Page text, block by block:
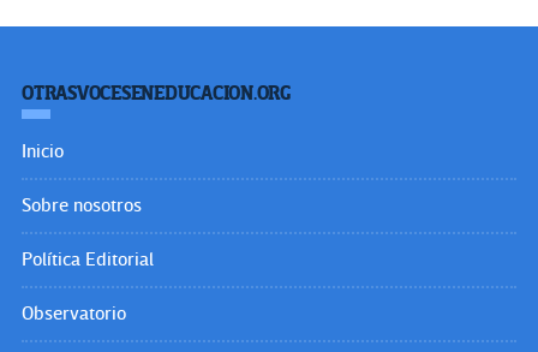
OTRASVOCESENEDUCACION.ORG
Inicio
Sobre nosotros
Política Editorial
Observatorio